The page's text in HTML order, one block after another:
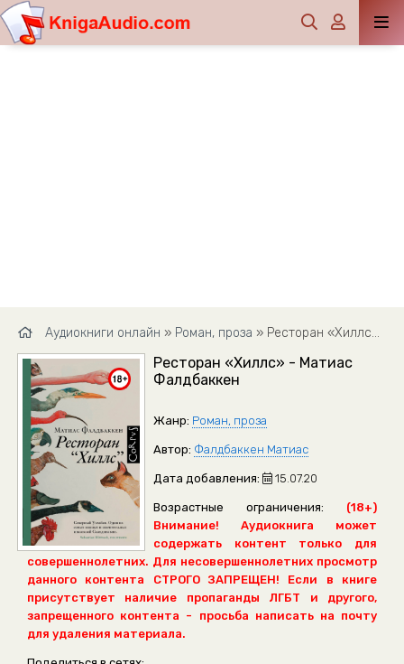
Аудиокниги онлайн » Роман, проза » Ресторан «Хиллс» - Матиас Фалдбаккен
Ресторан «Хиллс» - Матиас
Фалдбаккен
Жанр: Роман, проза
Автор: Фалдбаккен Матиас
Дата добавления: 15.07.20
Возрастные ограничения:
(18+)
Внимание! Аудиокнига может
содержать контент только для
совершеннолетних. Для несовершеннолетних просмотр
данного контента СТРОГО ЗАПРЕЩЕН! Если в книге
присутствует наличие пропаганды ЛГБТ и другого,
запрещенного контента - просьба написать на почту
для удаления материала.